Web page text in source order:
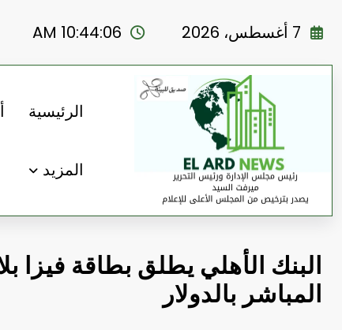
7 أغسطس، 2026 10:44:07 AM
الرئيسية
المزيد
البنك الأهلي يطلق بطاقة فيزا
المباشر بالدولار